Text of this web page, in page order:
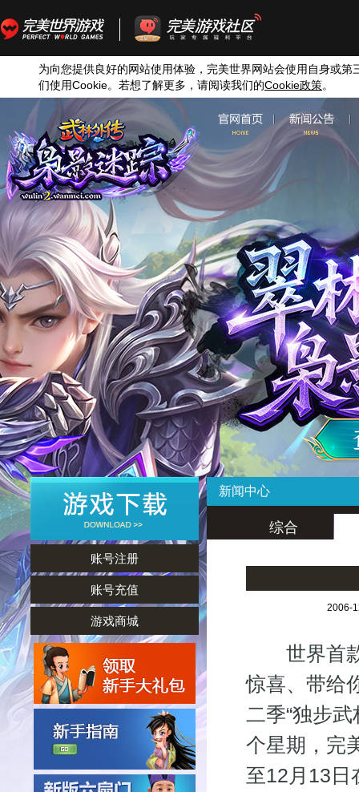
为向您提供良好的网站使用体验，完美世界网站会使用自身或第
们使用Cookie。若想了解更多，请阅读我们的Cookie政策。
账号注册
账号充值
游戏商城
新闻中心
综合
2006-
世界首款“
惊喜、带给
二季“独步
个星期，完
至12月13日